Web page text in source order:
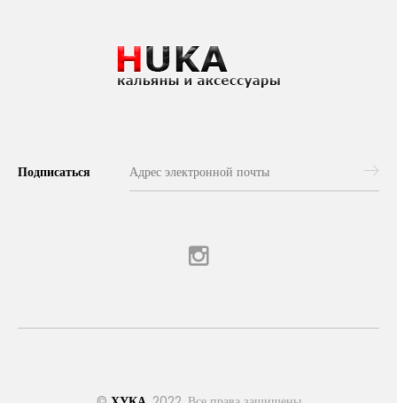
Подписаться